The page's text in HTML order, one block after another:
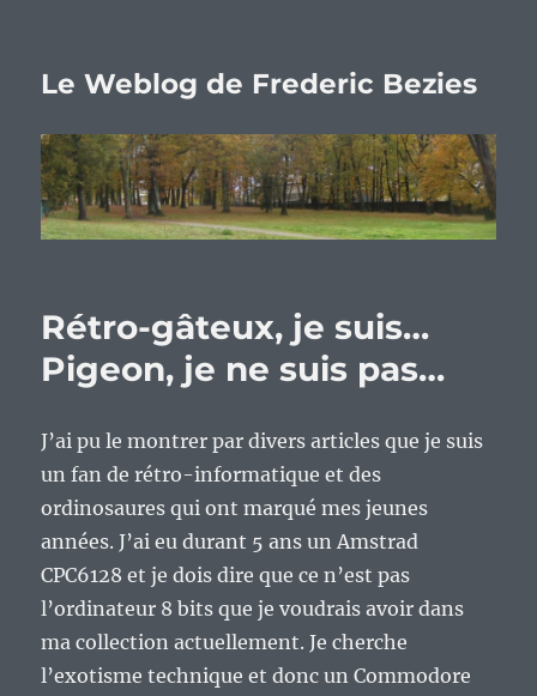
Le Weblog de Frederic Bezies
Rétro-gâteux, je suis…
Pigeon, je ne suis pas…
J’ai pu le montrer par divers articles que je suis
un fan de rétro-informatique et des
ordinosaures qui ont marqué mes jeunes
années. J’ai eu durant 5 ans un Amstrad
CPC6128 et je dois dire que ce n’est pas
l’ordinateur 8 bits que je voudrais avoir dans
ma collection actuellement. Je cherche
l’exotisme technique et donc un Commodore